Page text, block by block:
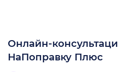
Онлайн-
НаПоправку Плюс